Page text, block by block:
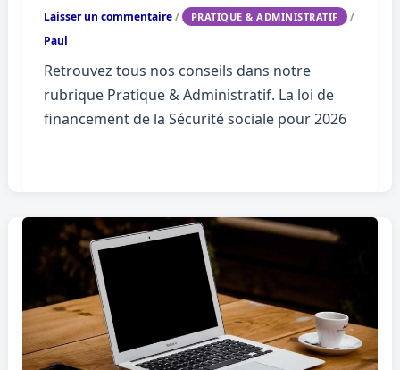
Laisser un commentaire/ PRATIQUE & ADMINISTRATIF
/
Paul
Retrouvez tous nos conseils dans notre
rubrique Pratique & Administratif. La loi de
financement de la Sécurité sociale pour 2026